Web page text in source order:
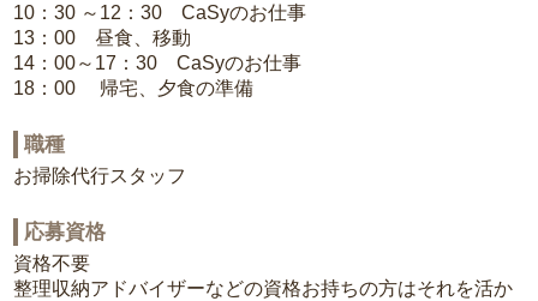
10：30 ～12：30 CaSyのお仕事
13：00 昼食、移動
14：00～17：30 CaSyのお仕事
18：00 帰宅、夕食の準備
職種
お掃除代行スタッフ
応募資格
資格不要
整理収納アドバイザーなどの資格お持ちの方はそれを活か